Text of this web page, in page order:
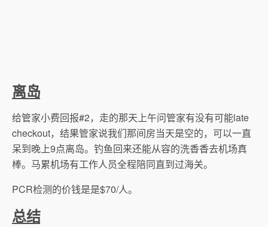
离岛
给管家小费回报#2，走的那天上午问管家有没有可能late
checkout，结果管家说我们那间房当天是空的，可以一直
呆到晚上9点离岛。钓鱼回来还能从容的洗香香去机场真
棒。马累机场有工作人员全程陪同直到过海关。
PCR检测的价钱是是$70/人。
总结